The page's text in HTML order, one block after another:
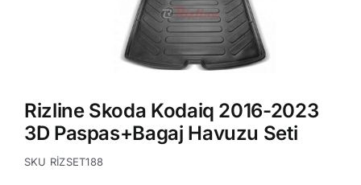
Rizline Skoda Kodaiq 2016-2023
3D Paspas+Bagaj Havuzu Seti
SKU RİZSET188